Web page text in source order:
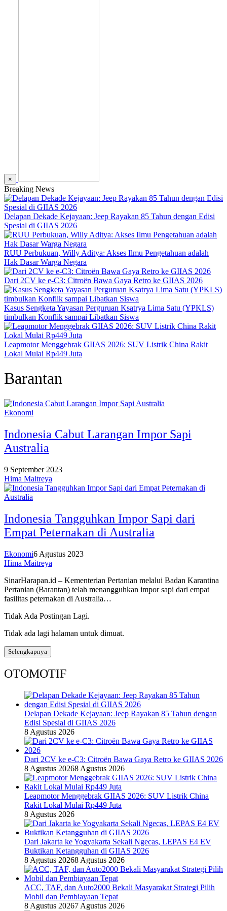
×
Breaking News
Delapan Dekade Kejayaan: Jeep Rayakan 85 Tahun dengan Edisi
Spesial di GIIAS 2026
RUU Perbukuan, Willy Aditya: Akses Ilmu Pengetahuan adalah
Hak Dasar Warga Negara
Dari 2CV ke e-C3: Citroën Bawa Gaya Retro ke GIIAS 2026
Kasus Sengketa Yayasan Perguruan Ksatrya Lima Satu (YPKLS)
timbulkan Konflik sampai Libatkan Siswa
Leapmotor Menggebrak GIIAS 2026: SUV Listrik China Rakit
Lokal Mulai Rp449 Juta
Barantan
Ekonomi
Indonesia Cabut Larangan Impor Sapi
Australia
9 September 2023
Hima Maitreya
Indonesia Tangguhkan Impor Sapi dari
Empat Peternakan di Australia
Ekonomi6 Agustus 2023
Hima Maitreya
SinarHarapan.id – Kementerian Pertanian melalui Badan Karantina
Pertanian (Barantan) telah menangguhkan impor sapi dari empat
fasilitas peternakan di Australia…
Tidak Ada Postingan Lagi.
Tidak ada lagi halaman untuk dimuat.
Selengkapnya
OTOMOTIF
Delapan Dekade Kejayaan: Jeep Rayakan 85 Tahun dengan
Edisi Spesial di GIIAS 2026
8 Agustus 2026
Dari 2CV ke e-C3: Citroën Bawa Gaya Retro ke GIIAS 2026
8 Agustus 20268 Agustus 2026
Leapmotor Menggebrak GIIAS 2026: SUV Listrik China
Rakit Lokal Mulai Rp449 Juta
8 Agustus 2026
Dari Jakarta ke Yogyakarta Sekali Ngecas, LEPAS E4 EV
Buktikan Ketangguhan di GIIAS 2026
8 Agustus 20268 Agustus 2026
ACC, TAF, dan Auto2000 Bekali Masyarakat Strategi Pilih
Mobil dan Pembiayaan Tepat
8 Agustus 20267 Agustus 2026